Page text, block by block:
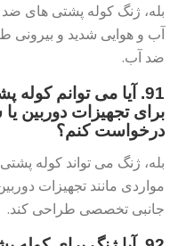
بله، ژنگ کوله پشتی های
آب و هوایی شدید و بیرونی
ضد آب.
91. آیا می توانم
برای تجهیزات دوربین
درخواست کنم؟
بله، ژنگ می تواند کوله
مواردی مانند تجهیزات
جانبی تخصصی طراحی کند.